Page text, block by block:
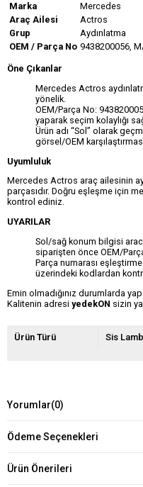
Marka
Mercedes
Araç Ailesi
Actros
Grup
Aydınlatma
OEM / Parça No 9438200056,
Öne Çıkanlar
Mercedes Actros
yönelik.
OEM/Parça No:
yaparak seçim kolaylığı
Ürün adı “Sol” olarak
görsel/OEM
Uyumluluk
Mercedes Actros araç ailesinin
parçasıdır. Doğru eşleşme için
kontrol ediniz.
UYARILAR
Sol/sağ konum bilgisi
siparişten önce OEM/
Parça numarası
üzerindeki kodlardan
Emin olmadığınız durumlarda
Kalitenin adresi yedekON sizin
Ürün Türü Sis
Yorumlar(0)
Ödeme Seçenekleri
Ürün Önerileri